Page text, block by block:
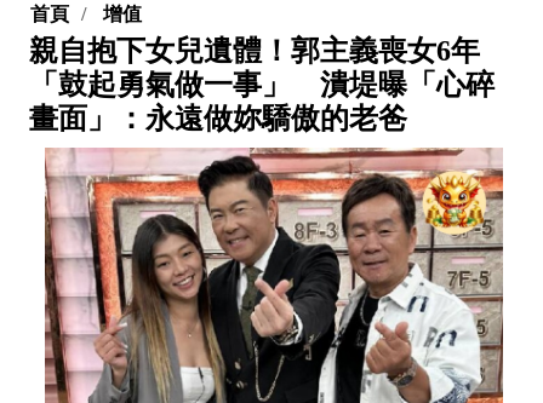
首頁 增值
親自抱下女兒遺體！郭主義喪女6年
「鼓起勇氣做一事」 潰堤曝「心碎
畫面」：永遠做妳驕傲的老爸